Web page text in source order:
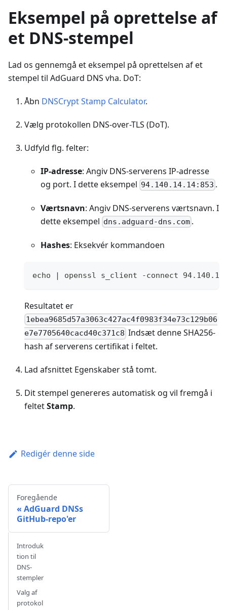
Eksempel på oprettelse af
et DNS-stempel
Lad os gennemgå et eksempel på oprettelsen af et
stempel til AdGuard DNS vha. DoT:
Åbn DNSCrypt Stamp Calculator.
Vælg protokollen DNS-over-TLS (DoT).
Udfyld flg. felter:
IP-adresse: Angiv DNS-serverens IP-adresse
og port. I dette eksempel 94.140.14.14:853 .
Værtsnavn: Angiv DNS-serverens værtsnavn. I
dette eksempel dns.adguard-dns.com .
Hashes: Eksekvér kommandoen
echo | openssl s_client -connect
Resultatet er
1ebea9685d57a3063c427ac4f0983f34e73c129b06
e7e7705640cacd40c371c8 Indsæt denne SHA256-
hash af serverens certifikat i feltet.
Lad afsnittet Egenskaber stå tomt.
Dit stempel genereres automatisk og vil fremgå i
feltetStamp.
Redigér denne side
Foregående
AdGuard DNSs
GitHub-repo'er
Introduk
tion til
DNS-
stempler
Valg af
protokol